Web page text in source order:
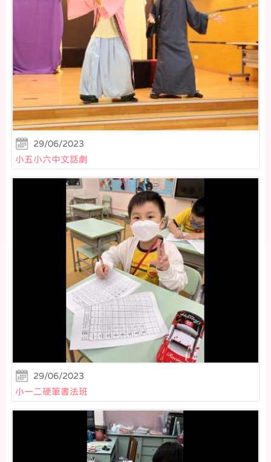
29/06/2023
小五小六中文話劇
29/06/2023
小一二硬筆書法班